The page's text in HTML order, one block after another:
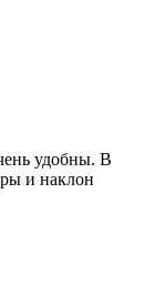
удобны. В
и наклон